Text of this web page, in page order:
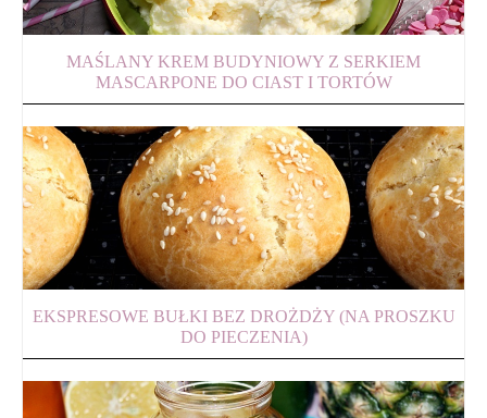
MAŚLANY KREM BUDYNIOWY Z SERKIEM
MASCARPONE DO CIAST I TORTÓW
EKSPRESOWE BUŁKI BEZ DROŻDŻY (NA PROSZKU
DO PIECZENIA)